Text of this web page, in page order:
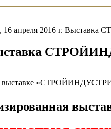
16 апреля 2016 г.
Выставка
в выставке